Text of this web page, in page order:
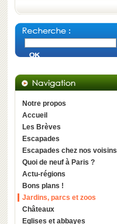
Notre propos
Accueil
Les Brèves
Escapades
Escapades chez nos voisins
Quoi de neuf à Paris ?
Actu-régions
Bons plans !
Jardins, parcs et zoos
Châteaux
Eglises et abbayes